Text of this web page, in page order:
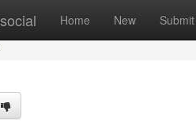
Home New Submit